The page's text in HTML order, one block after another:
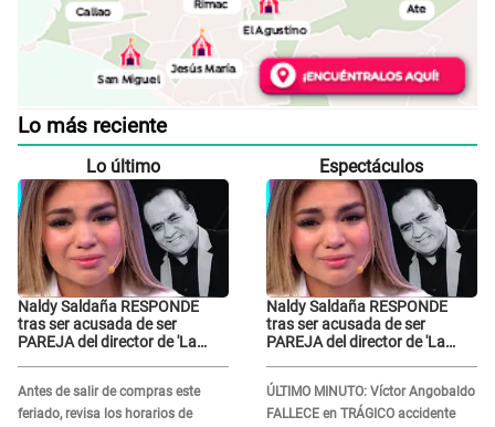
Lo más reciente
Lo último
Naldy Saldaña RESPONDE
tras ser acusada de ser
PAREJA del director de 'La
Antes de salir de compras este
feriado, revisa los horarios de
Espectáculos
Naldy Saldaña RESPONDE
tras ser acusada de ser
PAREJA del director de 'La
"Quieren tapar lo evidente..."
ÚLTIMO MINUTO: Víctor Angobaldo
FALLECE en TRÁGICO accidente